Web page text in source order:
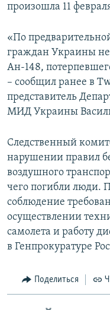
произошла 11
«По
граждан Украины не
Ан-148,
– сообщил ранее в
представитель
МИД Украины
Следственный
нарушении правил
воздушного
чего погибли люди.
соблюдение
осуществлении
самолета и работу
в Генпрокуратуре
Поделиться